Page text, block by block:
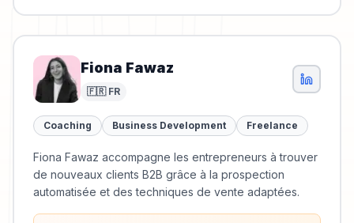
Fiona Fawaz
🇫🇷 FR
Coaching Business Development Freelance
Fiona Fawaz accompagne les entrepreneurs à trouver
de nouveaux clients B2B grâce à la prospection
automatisée et des techniques de vente adaptées.